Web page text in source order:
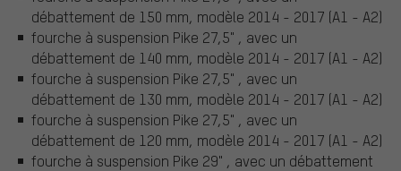
débattement de 150 mm, modèle 2014 - 2017 (A1 - A2)
fourche à suspension Pike 27,5" , avec un
débattement de 140 mm, modèle 2014 - 2017 (A1 - A2)
fourche à suspension Pike 27,5" , avec un
débattement de 130 mm, modèle 2014 - 2017 (A1 - A2)
fourche à suspension Pike 27,5" , avec un
débattement de 120 mm, modèle 2014 - 2017 (A1 - A2)
fourche à suspension Pike 29" , avec un débattement